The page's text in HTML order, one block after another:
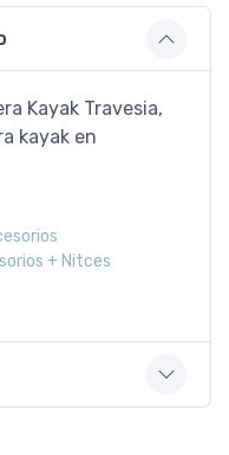
Kayak Travesia,
kayak en
+ Nitces